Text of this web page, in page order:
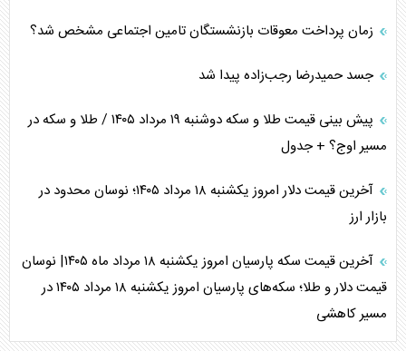
زمان پرداخت معوقات بازنشستگان تامین اجتماعی مشخص شد؟
جسد حمیدرضا رجب‌زاده پیدا شد
پیش بینی قیمت طلا و سکه دوشنبه ۱۹ مرداد ۱۴۰۵ / طلا و سکه در
مسیر اوج؟ + جدول
آخرین قیمت دلار امروز یکشنبه ۱۸ مرداد ۱۴۰۵؛ نوسان محدود در
بازار ارز
آخرین قیمت سکه پارسیان امروز یکشنبه ۱۸ مرداد ماه ۱۴۰۵| نوسان
قیمت دلار و طلا؛ سکه‌های پارسیان امروز یکشنبه ۱۸ مرداد ۱۴۰۵ در
مسیر کاهشی